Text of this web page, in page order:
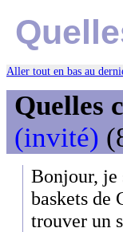
Aller tout en bas au
Quelles
(invité)
Bonjour, je
baskets de
trouver un